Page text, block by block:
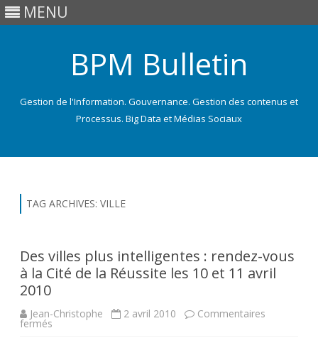
MENU
BPM Bulletin
Gestion de l'Information. Gouvernance. Gestion des contenus et
Processus. Big Data et Médias Sociaux
TAG ARCHIVES: VILLE
Des villes plus intelligentes : rendez-vous
à la Cité de la Réussite les 10 et 11 avril
2010
Jean-Christophe 2 avril 2010 Commentaires
fermés